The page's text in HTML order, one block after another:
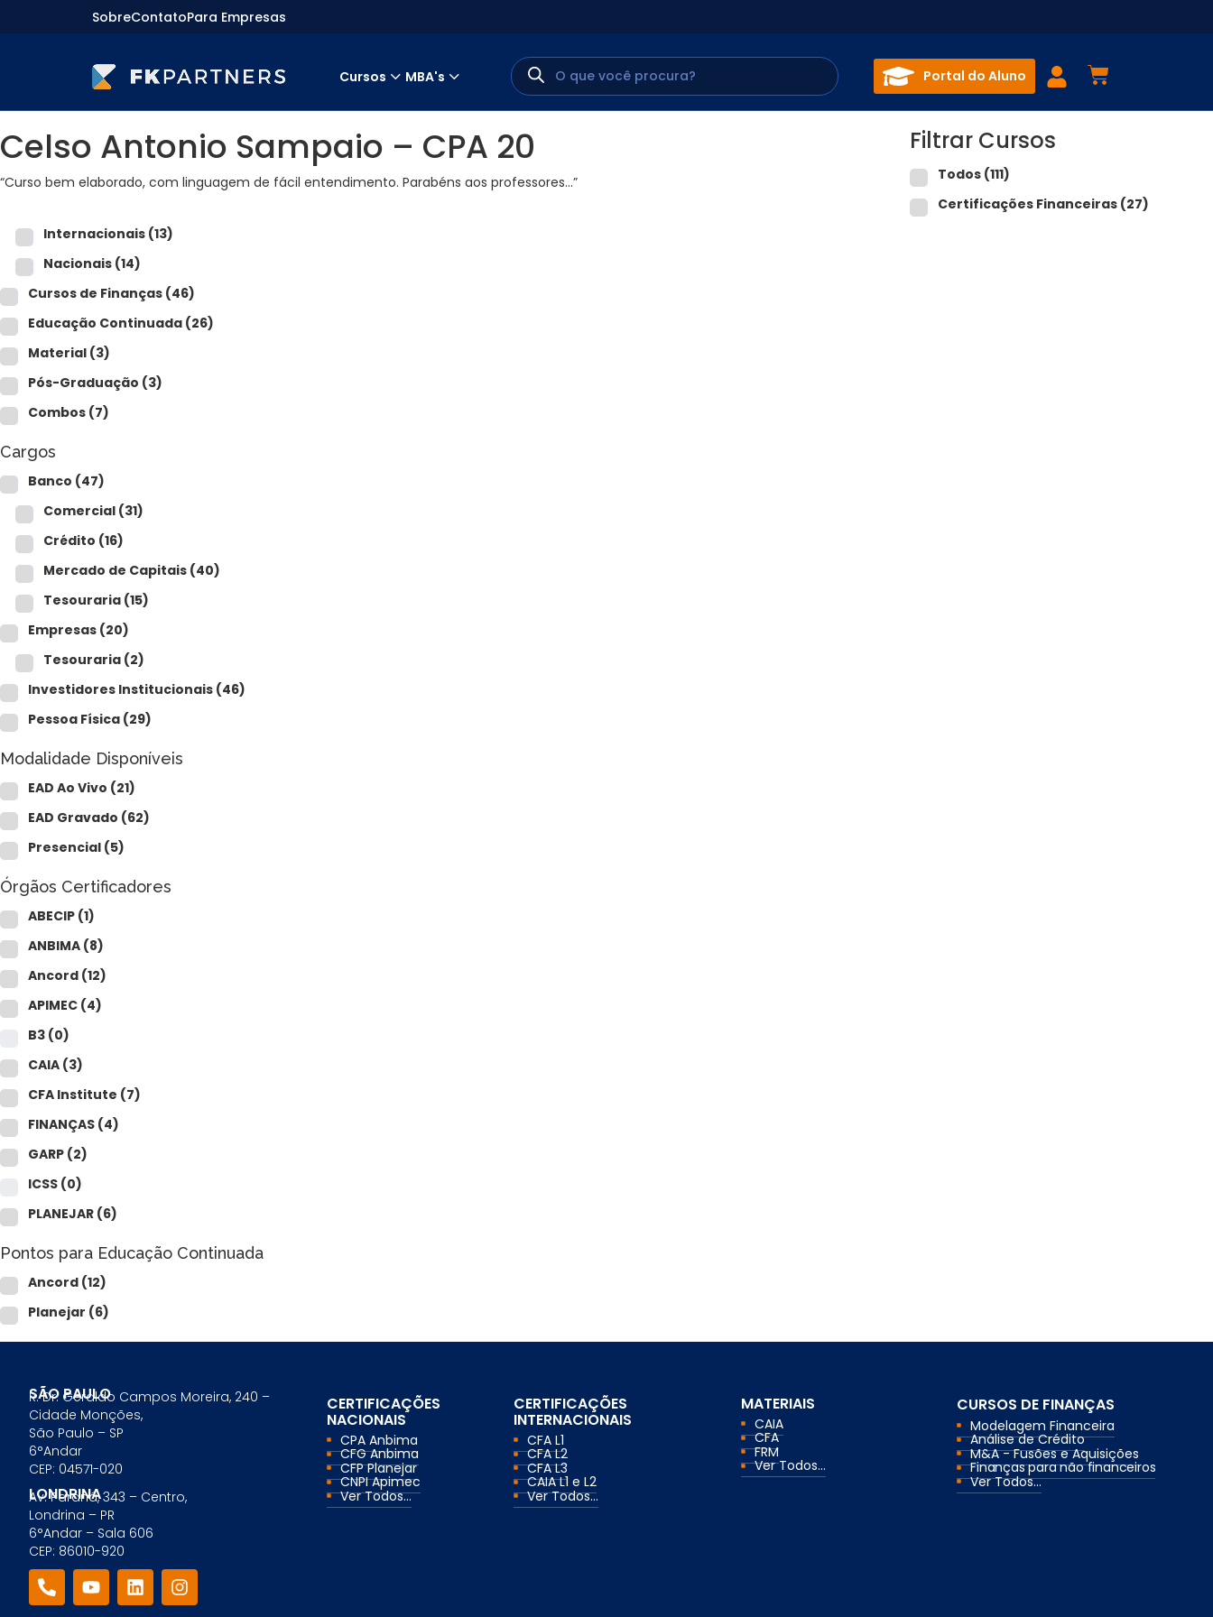
SobreContatoPara Empresas
Cursos MBA's Portal do Aluno
Preparatórios Nacionais
Internacionais
Finanças & Edu. Continuada
Por atuação
Sobre nós
Para empresas
CFP®
CPA
CGE
CGA
CNPI
C-Pro I
C-Pro R
CFA®
CAIA®
FRM®
Ver todos
Modelagem Financeira Aplicada
Curso Avan. de Análise de Crédito
M&A – Fusões e Aquisições
Ver todos (+50 cursos)
Crédito Bancário
Comercial Bancário
Tesouraria Bancária
Ver todos
Celso Antonio Sampaio – CPA 20
“Curso bem elaborado, com linguagem de fácil entendimento. Parabéns aos professores…”
Filtrar Cursos
Todos (111)
Certificações Financeiras (27)
Internacionais (13)
Nacionais (14)
Cursos de Finanças (46)
Educação Continuada (26)
Material (3)
Pós-Graduação (3)
Combos (7)
Cargos
Banco (47)
Comercial (31)
Crédito (16)
Mercado de Capitais (40)
Tesouraria (15)
Empresas (20)
Tesouraria (2)
Investidores Institucionais (46)
Pessoa Física (29)
Modalidade Disponíveis
EAD Ao Vivo (21)
EAD Gravado (62)
Presencial (5)
Órgãos Certificadores
ABECIP (1)
ANBIMA (8)
Ancord (12)
APIMEC (4)
B3 (0)
CAIA (3)
CFA Institute (7)
FINANÇAS (4)
GARP (2)
ICSS (0)
PLANEJAR (6)
Pontos para Educação Continuada
Ancord (12)
Planejar (6)
SÃO PAULO
R. Dr. Geraldo Campos Moreira, 240 –
Cidade Monções,
São Paulo – SP
6°Andar
CEP: 04571-020
LONDRINA
Av. Paraná, 343 – Centro,
Londrina – PR
6°Andar – Sala 606
CEP: 86010-920
CERTIFICAÇÕES
NACIONAIS
CPA Anbima
CFG Anbima
CFP Planejar
CNPI Apimec
Ver Todos...
CERTIFICAÇÕES
INTERNACIONAIS
CFA L1
CFA L2
CFA L3
CAIA L1 e L2
Ver Todos...
MATERIAIS
CAIA
CFA
FRM
Ver Todos...
CURSOS DE FINANÇAS
Modelagem Financeira
Análise de Crédito
M&A - Fusões e Aquisições
Finanças para não financeiros
Ver Todos...